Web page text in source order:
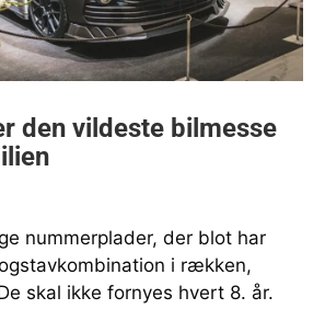
nummerplader, der blot har
i rækken,
skal ikke fornyes hvert 8. år.